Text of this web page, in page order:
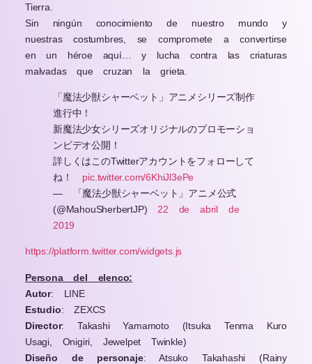
Tierra.
Sin ningún conocimiento de nuestro mundo y
nuestras costumbres, se compromete a convertirse
en un héroe aquí… y lucha contra las criaturas
malvadas que cruzan la grieta.
「魔法少獣シャーベット」アニメシリーズ制作
進行中！
新魔法少女シリーズオリジナルのプロモーショ
ンビデオ公開！
詳しくはこのTwitterアカウントをフォローして
ね！ pic.twitter.com/6KhiJl3ePe
— 「魔法少獣シャーベット」アニメ公式
(@MahouSherbertJP) 22 de abril de
2019
https://platform.twitter.com/widgets.js
Persona del elenco:
Autor: LINE
Estudio: ZEXCS
Director:
Takashi Yamamoto (Itsuka Tenma Kuro
Usagi, Onigiri, Jewelpet Twinkle)
Diseño de personaje: Atsuko Takahashi (Rainy